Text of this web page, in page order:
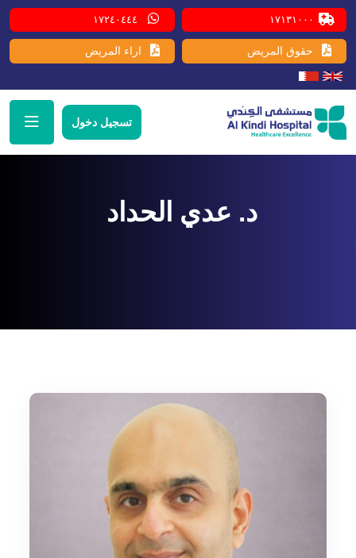
١٧١٣١٠٠٠ ١٧٢٤٠٤٤٤
حقوق المريض اراء المريض
تسجيل دخول
د. عدي الحداد